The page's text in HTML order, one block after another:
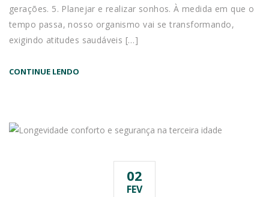
gerações. 5. Planejar e realizar sonhos. À medida em que o
tempo passa, nosso organismo vai se transformando,
exigindo atitudes saudáveis […]
CONTINUE LENDO
02
FEV